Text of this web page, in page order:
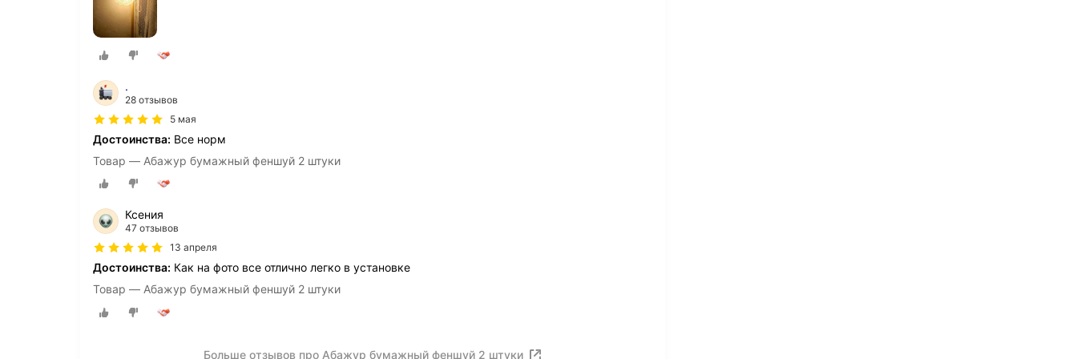
.
28 отзывов
5 мая
Достоинства: Все норм
Товар — Абажур бумажный феншуй 2 штуки
Ксения
47 отзывов
13 апреля
Достоинства: Как на фото все отлично легко в установке
Товар — Абажур бумажный феншуй 2 штуки
Больше отзывов про Абажур бумажный феншуй 2 штуки